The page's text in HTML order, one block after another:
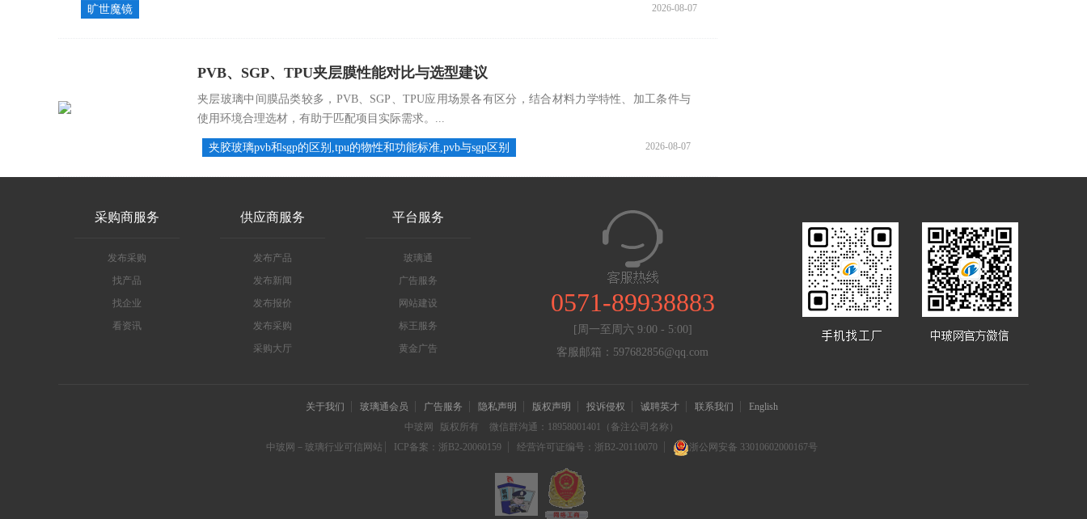
旷世魔镜 2026-08-07
PVB、SGP、TPU夹层膜性能对比与选型建议
夹层玻璃中间膜品类较多，PVB、SGP、TPU应用场景各有区分，结合材料力学特性、加工条件与
使用环境合理选材，有助于匹配项目实际需求。...
夹胶玻璃pvb和sgp的区别,tpu的物性和功能标准,pvb与sgp区别 2026-08-07
采购商服务
发布采购
找产品
找企业
看资讯
供应商服务
发布产品
发布新闻
发布报价
发布采购
采购大厅
平台服务
玻璃通
广告服务
网站建设
标王服务
黄金广告
0571-89938883
[周一至周六 9:00 - 5:00]
客服邮箱：597682856@qq.com
关于我们 玻璃通会员 广告服务 隐私声明 版权声明 投诉侵权 诚聘英才 联系我们
English
中玻网
版权所有
微信群沟通：18958001401（备注公司名称）
中玻网－玻璃行业可信网站
ICP备案：浙B2-20060159 经营许可证编号：浙B2-20110070 浙公网安备 33010602000167号